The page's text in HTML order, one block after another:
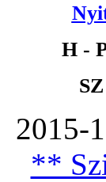
H -
2015-
**